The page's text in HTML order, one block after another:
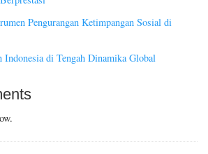
Pengurangan Ketimpangan Sosial di
Indonesia di Tengah Dinamika Global